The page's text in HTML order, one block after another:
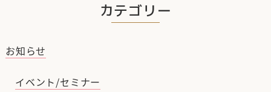
カテゴリー
お知らせ
イベント/セミナー